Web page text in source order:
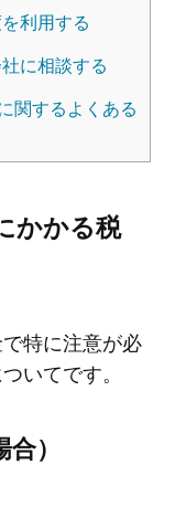
利用する
に相談する
関するよくある
かかる税
特に注意が必
いてです。
）